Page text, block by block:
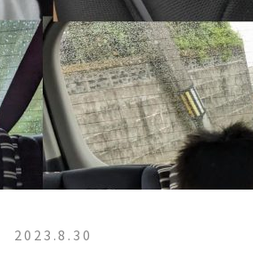
2023.8.30